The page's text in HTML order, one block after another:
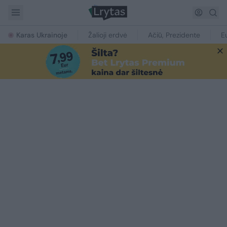
Karas Ukrainoje Žalioji erdvė Ačiū, Prezidente